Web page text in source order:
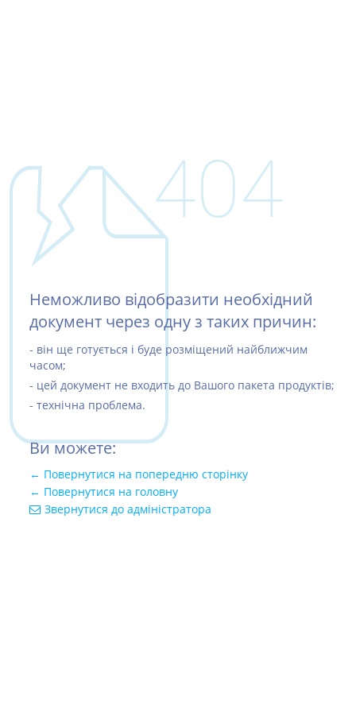
404
Неможливо відобразити необхідний
документ через одну з таких причин:
- він ще готується і буде розміщений найближчим
часом;
- цей документ не входить до Вашого пакета продуктів;
- технічна проблема.
Ви можете:
← Повернутися на попередню сторінку
← Повернутися на головну
Звернутися до адміністратора